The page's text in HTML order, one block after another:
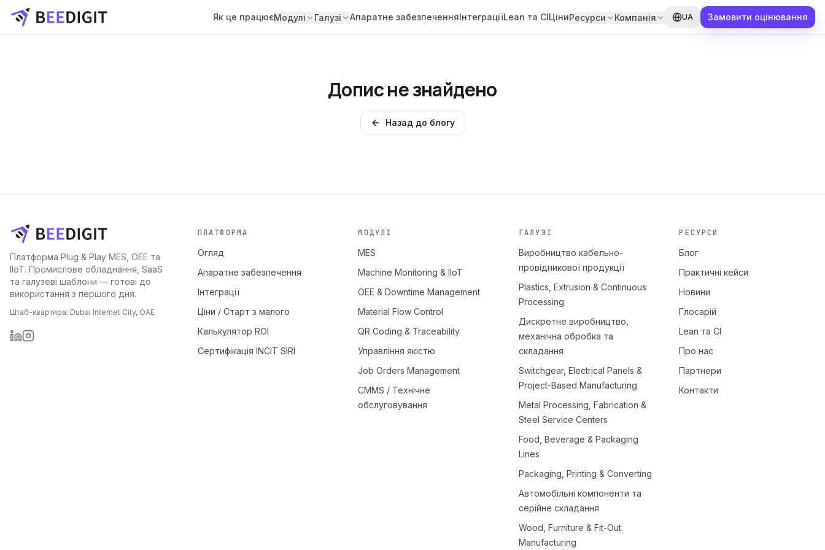
Як це працюєМодулі Галузі Апаратне забезпеченняІнтеграціїLean та CIЦіниРесурси Компанія UA Замовити оцінювання
Допис не знайдено
Назад до блогу
Платформа Plug & Play MES, OEE та
IIoT. Промислове обладнання, SaaS
та галузеві шаблони — готові до
використання з першого дня.
Штаб-квартира: Dubai Internet City, ОАЕ
ПЛАТФОРМА
Огляд
Апаратне забезпечення
Інтеграції
Ціни / Старт з малого
Калькулятор ROI
Сертифікація INCIT SIRI
МОДУЛІ
MES
Machine Monitoring & IIoT
OEE & Downtime Management
Material Flow Control
QR Coding & Traceability
Управління якістю
Job Orders Management
CMMS / Технічне
обслуговування
ГАЛУЗІ
Виробництво кабельно-
провідникової продукції
Plastics, Extrusion & Continuous
Processing
Дискретне виробництво,
механічна обробка та
складання
Switchgear, Electrical Panels &
Project-Based Manufacturing
Metal Processing, Fabrication &
Steel Service Centers
Food, Beverage & Packaging
Lines
Packaging, Printing & Converting
Автомобільні компоненти та
серійне складання
Wood, Furniture & Fit-Out
Manufacturing
РЕСУРСИ
Блог
Практичні кейси
Новини
Глосарій
Lean та CI
Про нас
Партнери
Контакти